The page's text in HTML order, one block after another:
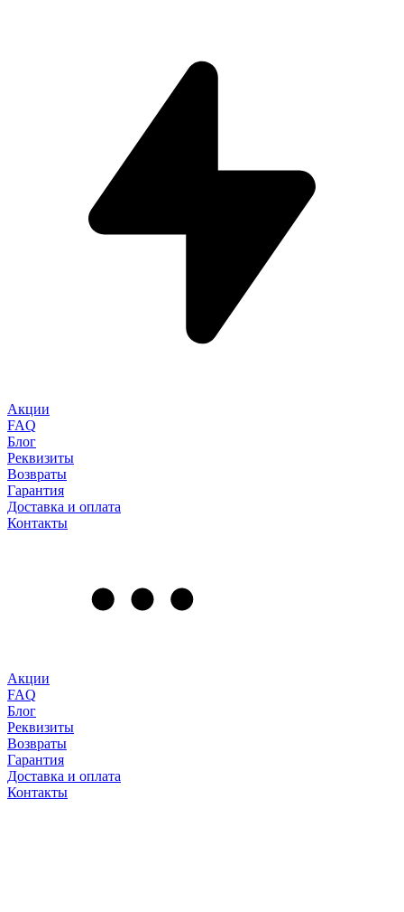
Акции
FAQ
Блог
Реквизиты
Возвраты
Гарантия
Доставка и оплата
Контакты
Акции
FAQ
Блог
Реквизиты
Возвраты
Гарантия
Доставка и оплата
Контакты